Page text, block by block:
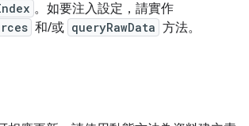
。如要注入設定，請實作
和/或 queryRawData 方法。